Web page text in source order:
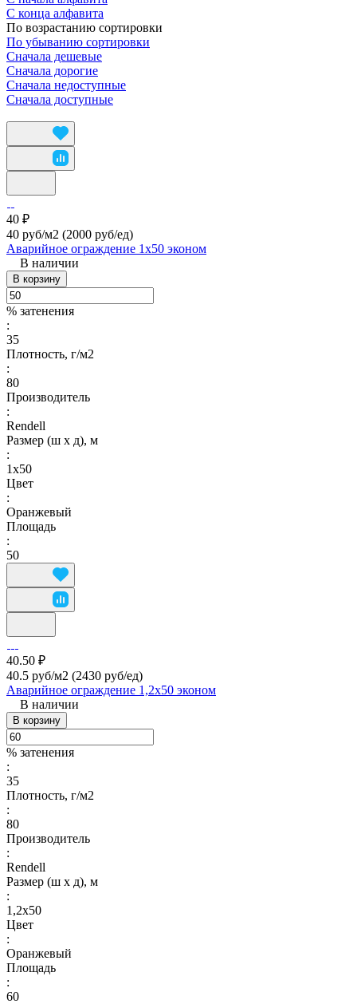
С конца алфавита
По возрастанию сортировки
По убыванию сортировки
Сначала дешевые
Сначала дорогие
Сначала недоступные
Сначала доступные
40 ₽
40 руб/м2 (2000 руб/eд)
Аварийное ограждение 1х50 эконом
В наличии
В корзину
% затенения
:
35
Плотность, г/м2
:
80
Производитель
:
Rendell
Размер (ш х д), м
:
1х50
Цвет
:
Оранжевый
Площадь
:
50
40.50 ₽
40.5 руб/м2 (2430 руб/eд)
Аварийное ограждение 1,2х50 эконом
В наличии
В корзину
% затенения
:
35
Плотность, г/м2
:
80
Производитель
:
Rendell
Размер (ш х д), м
:
1,2х50
Цвет
:
Оранжевый
Площадь
:
60